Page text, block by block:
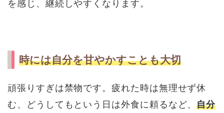
を感じ、継続しやすくなります。
時には自分を甘やかすことも大切
頑張りすぎは禁物です。疲れた時は無理せず休
む、どうしてもという日は外食に頼るなど、自分